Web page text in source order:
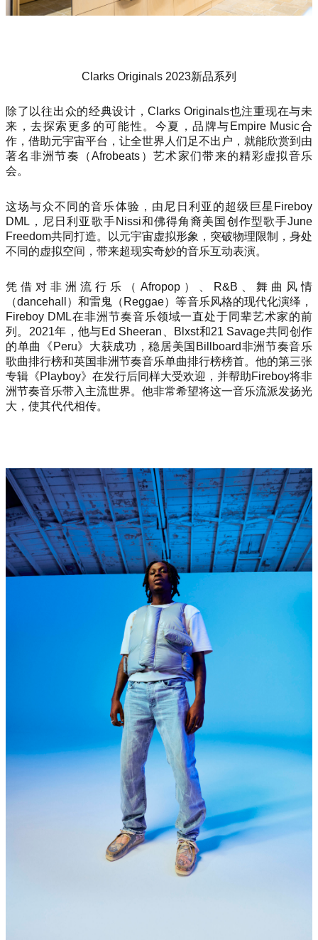
Clarks Originals 2023新品系列
除了以往出众的经典设计，Clarks Originals也注重现在与未
来，去探索更多的可能性。今夏，品牌与Empire Music合
作，借助元宇宙平台，让全世界人们足不出户，就能欣赏到由
著名非洲节奏（Afrobeats）艺术家们带来的精彩虚拟音乐
会。
这场与众不同的音乐体验，由尼日利亚的超级巨星Fireboy
DML，尼日利亚歌手Nissi和佛得角裔美国创作型歌手June
Freedom共同打造。以元宇宙虚拟形象，突破物理限制，身处
不同的虚拟空间，带来超现实奇妙的音乐互动表演。
凭借对非洲流行乐（Afropop）、R&B、舞曲风情
（dancehall）和雷鬼（Reggae）等音乐风格的现代化演绎，
Fireboy DML在非洲节奏音乐领域一直处于同辈艺术家的前
列。2021年，他与Ed Sheeran、Blxst和21 Savage共同创作
的单曲《Peru》大获成功，稳居美国Billboard非洲节奏音乐
歌曲排行榜和英国非洲节奏音乐单曲排行榜榜首。他的第三张
专辑《Playboy》在发行后同样大受欢迎，并帮助Fireboy将非
洲节奏音乐带入主流世界。他非常希望将这一音乐流派发扬光
大，使其代代相传。